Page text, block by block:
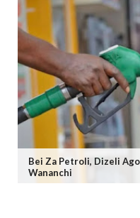
Bei Za Petroli, Dizeli
Wananchi